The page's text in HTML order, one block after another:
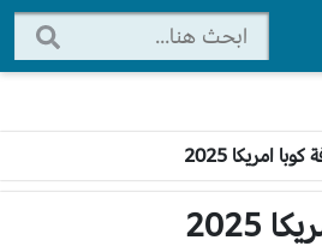
امريكا 2025